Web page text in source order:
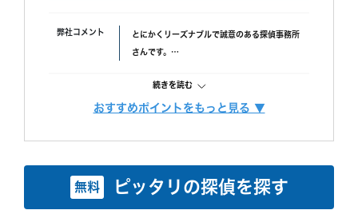
早かったです。
LINEでのやりとりでしたが返信もとてもはやく
調査に関しては不安に思う事はなにひとつありませんでし
報告書は依頼終了後1週間程度でサンプルを贈ってください
受け渡しも家の近くまで来てくださり報告書に対しての詳し
弊社コメント とにかくリーズナブルで誠意のある探偵事務所
さんです。
かがでしょう？
続きを読む
す。
かわる費用と報告書、動画データ制作料、相談
料などすべての費用が含まれています。
ビデオカメラ多数
おすすめポイントをもっと見る ▼
無料 ピッタリの探偵を探す